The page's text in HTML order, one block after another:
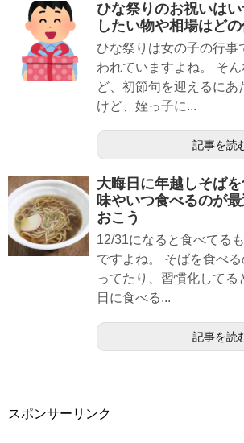
ひな祭りのお祝いは
したい物や相場はど
ひな祭りは女の子の行事
われていますよね。 そ
ど、初節句を迎えるにあ
けど、姪っ子に...
記事を読
大晦日に年越しそば
味やいつ食べるのが
おこう
12/31になると食べてる
ですよね。 そばを食べ
ってたり、習慣化してる
日に食べる...
記事を読
スポンサーリンク